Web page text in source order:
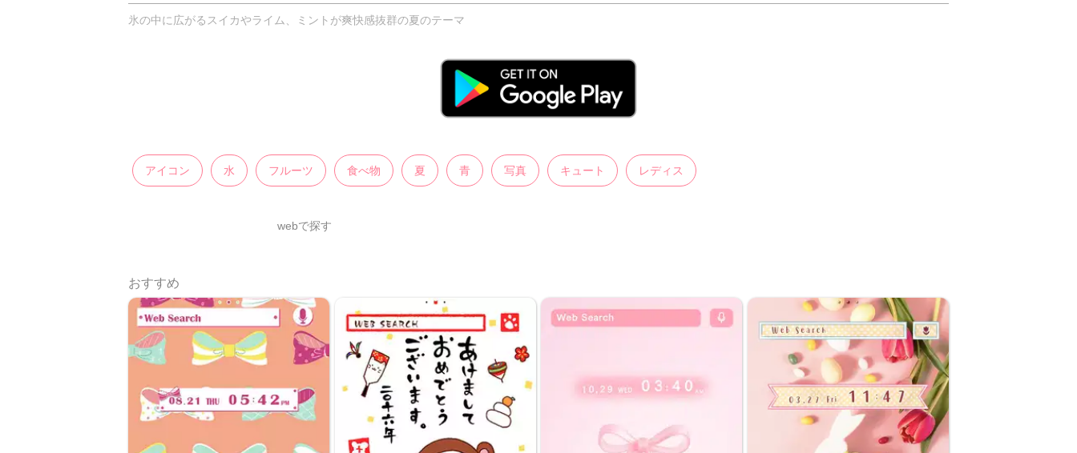
氷の中に広がるスイカやライム、ミントが爽快感抜群の夏のテーマ
アイコン 水 フルーツ 食べ物 夏 青 写真 キュート レディス
webで探す
おすすめ